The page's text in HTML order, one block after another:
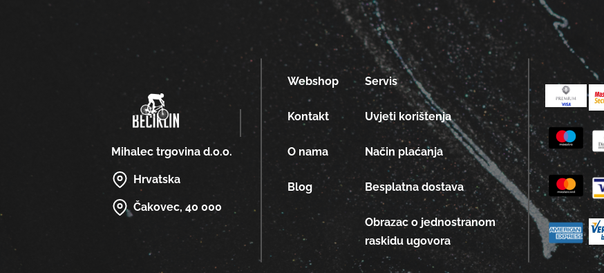
Mihalec trgovina d.o.o.
Hrvatska
Čakovec, 40 000
Webshop
Kontakt
O nama
Blog
Servis
Uvjeti korištenja
Način plaćanja
Besplatna dostava
Obrazac o jednostranom
raskidu ugovora